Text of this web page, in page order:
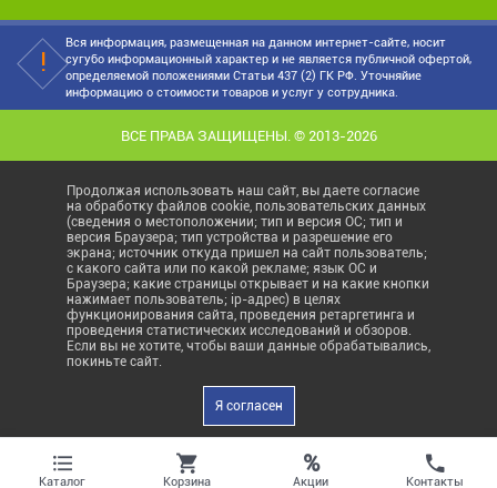
Вся информация, размещенная на данном интернет-сайте, носит
сугубо информационный характер и не является публичной офертой,
определяемой положениями Статьи 437 (2) ГК РФ. Уточняйие
информацию о стоимости товаров и услуг у сотрудника.
ВСЕ ПРАВА ЗАЩИЩЕНЫ. © 2013-2026
Продолжая использовать наш сайт, вы даете согласие
на обработку файлов cookie, пользовательских данных
(сведения о местоположении; тип и версия ОС; тип и
версия Браузера; тип устройства и разрешение его
экрана; источник откуда пришел на сайт пользователь;
с какого сайта или по какой рекламе; язык ОС и
Браузера; какие страницы открывает и на какие кнопки
нажимает пользователь; ip-адрес) в целях
функционирования сайта, проведения ретаргетинга и
проведения статистических исследований и обзоров.
Если вы не хотите, чтобы ваши данные обрабатывались,
покиньте сайт.
Я согласен
Каталог Корзина
%
Акции Контакты